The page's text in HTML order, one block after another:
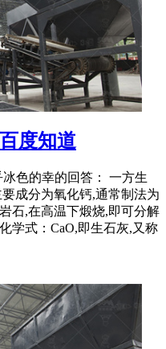
度知道
色的幸的回答： 一方生
成分为氧化钙,通常制法为
石,在高温下煅烧,即可分解
学式：CaO,即生石灰,又称